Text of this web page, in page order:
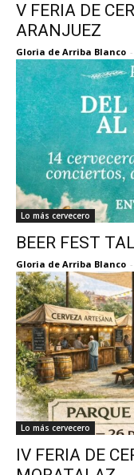
V FERIA DE
ARANJUEZ
Gloria de Arriba Blanco -
Lo más cervecero
BEER FEST
Gloria de Arriba Blanco -
Lo más cervecero
IV FERIA DE